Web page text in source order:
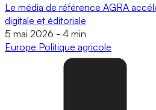
Le média de référence AGRA
digitale et éditoriale
5 mai 2026 - 4 min
Europe Politique agricole